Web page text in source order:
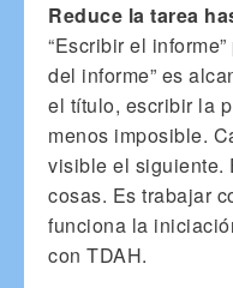
Reduce la tarea
“Escribir el
del informe” es
el título, escribir la
menos imposible.
visible el siguiente.
cosas. Es trabajar
funciona la
con TDAH.